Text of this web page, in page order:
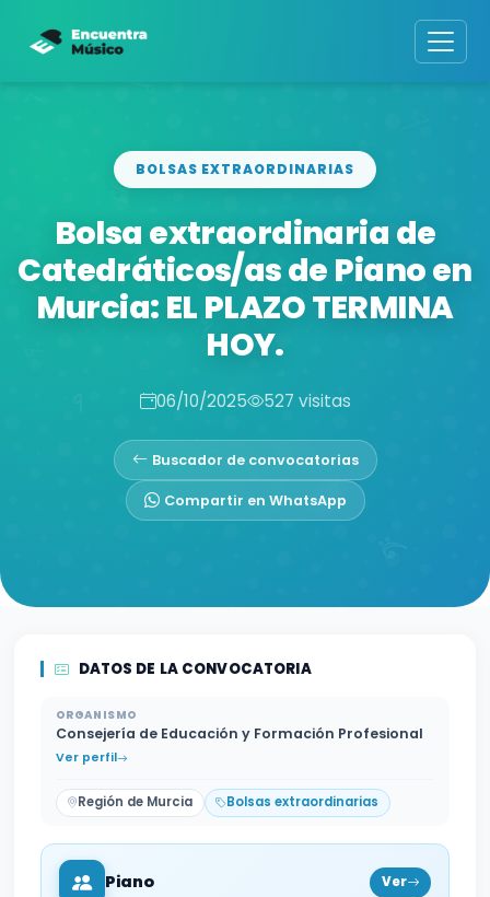
BOLSAS EXTRAORDINARIAS
Bolsa extraordinaria de
Catedráticos/as de Piano en
Murcia: EL PLAZO TERMINA
HOY.
06/10/2025 527 visitas
Buscador de convocatorias
Compartir en WhatsApp
DATOS DE LA CONVOCATORIA
ORGANISMO
Consejería de Educación y Formación Profesional
Ver perfil
Región de Murcia Bolsas extraordinarias
Piano Ver